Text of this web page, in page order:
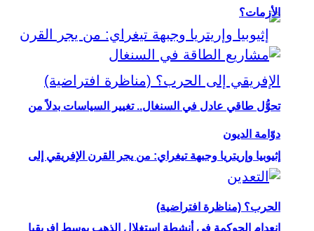
إثيوبيا وإريتريا وجبهة تيغراي: من يجر القرن الإفريقي إلى
الحرب؟ (مناظرة افتراضية)
الأزمات؟
تحوُّل طاقي عادل في السنغال.. تغيير السياسات بدلاً من
دوّامة الديون
انعدام الحوكمة في أنشطة استغلال الذهب بوسط إفريقيا